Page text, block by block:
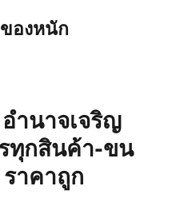
องหนัก
ำนาจเจริญ
ทุกสินค้า-ขน
ราคาถูก